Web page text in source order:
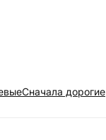
Cначала дорогие